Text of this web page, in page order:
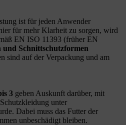
ist für jeden Anwender
für mehr Klarheit zu sorgen, wird
EN ISO 11393 (früher EN
und Schnittschutzformen
sind auf der Verpackung und am
3 geben Auskunft darüber, mit
unter
Dabei muss das Futter der
unbeschädigt bleiben.